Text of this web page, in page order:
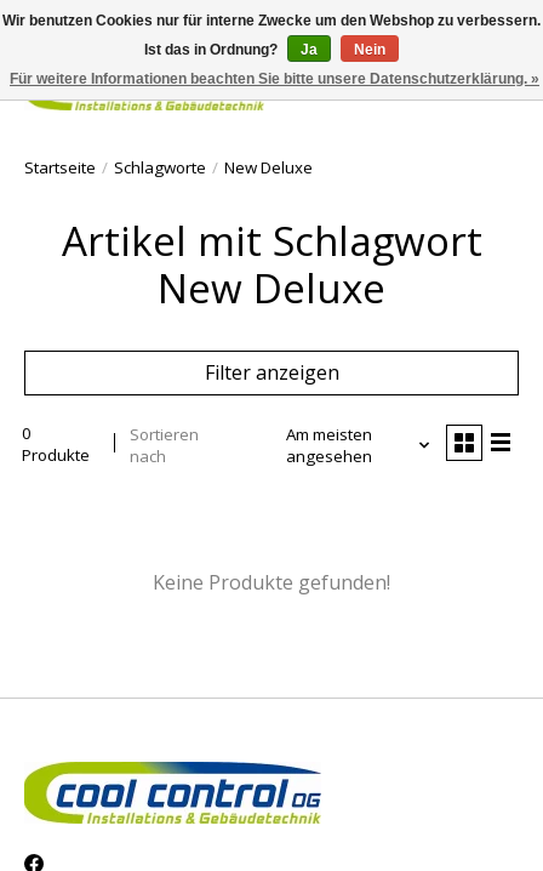
Ihr
Startseite / Schlagworte / New Deluxe
Artikel mit Schlagwort
New Deluxe
Filter anzeigen
0
Produkte
Sortieren
nach
Am meisten
angesehen
Keine Produkte gefunden!
Wir benutzen Cookies nur für interne Zwecke um den Webshop zu verbessern.
Ist das in Ordnung?
Ja
Nein
Für weitere Informationen beachten Sie bitte unsere Datenschutzerklärung. »